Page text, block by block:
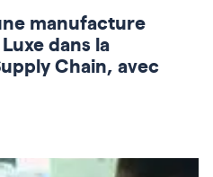
manufacture
dans la
Chain, avec